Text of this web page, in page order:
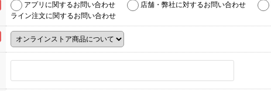
アプリに関するお問い合わせ 店舗・弊社に対するお問い合わせ
ライン注文に関するお問い合わせ